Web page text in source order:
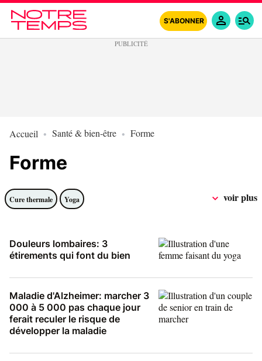
S'ABONNER
Accueil Santé & bien-être Forme
Forme
Cure thermale Yoga voir plus
Douleurs lombaires: 3
étirements qui font du bien
Maladie d'Alzheimer: marcher 3
000 à 5 000 pas chaque jour
ferait reculer le risque de
développer la maladie